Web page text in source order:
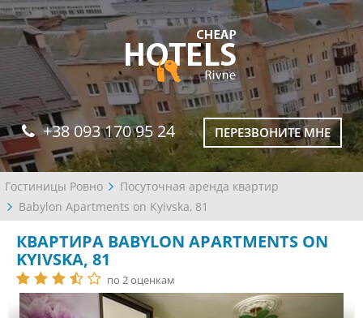
+38 093 170 95 24 ПЕРЕЗВОНИТЕ МНЕ
Гостиницы Ровно
Посуточная аренда квартир
Babylon Apartments on Kyivska, 81
КВАРТИРА BABYLON APARTMENTS ON
KYIVSKA, 81
по 2 оценкам